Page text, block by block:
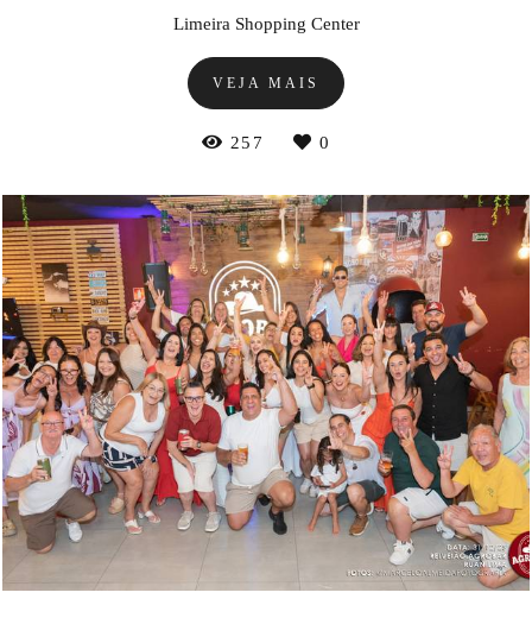
Limeira Shopping Center
VEJA MAIS
257 0